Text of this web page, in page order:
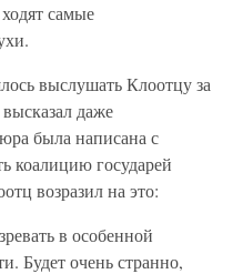
самые
выслушать Клоотцу за
даже
была написана с
коалицию государей
возразил на это:
в особенной
Будет очень странно,